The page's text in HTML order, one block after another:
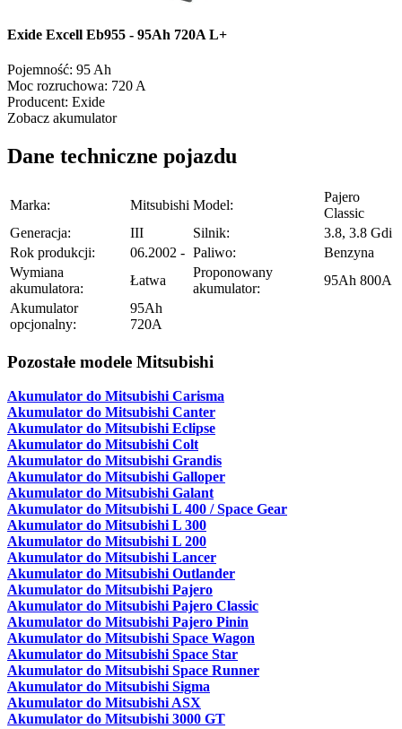
Exide Excell Eb955 - 95Ah 720A L+
Pojemność: 95 Ah
Moc rozruchowa: 720 A
Producent: Exide
Zobacz akumulator
Dane techniczne pojazdu
Marka: Mitsubishi Model:
Pajero
Classic
Generacja:
III Silnik:
3.8, 3.8 Gdi
Rok produkcji:
06.2002 - Paliwo:
Benzyna
Wymiana
akumulatora:
Łatwa
Proponowany
akumulator:
95Ah 800A
Akumulator
opcjonalny:
95Ah
720A
Pozostałe modele Mitsubishi
Akumulator do Mitsubishi Carisma
Akumulator do Mitsubishi Canter
Akumulator do Mitsubishi Eclipse
Akumulator do Mitsubishi Colt
Akumulator do Mitsubishi Grandis
Akumulator do Mitsubishi Galloper
Akumulator do Mitsubishi Galant
Akumulator do Mitsubishi L 400 / Space Gear
Akumulator do Mitsubishi L 300
Akumulator do Mitsubishi L 200
Akumulator do Mitsubishi Lancer
Akumulator do Mitsubishi Outlander
Akumulator do Mitsubishi Pajero
Akumulator do Mitsubishi Pajero Classic
Akumulator do Mitsubishi Pajero Pinin
Akumulator do Mitsubishi Space Wagon
Akumulator do Mitsubishi Space Star
Akumulator do Mitsubishi Space Runner
Akumulator do Mitsubishi Sigma
Akumulator do Mitsubishi ASX
Akumulator do Mitsubishi 3000 GT